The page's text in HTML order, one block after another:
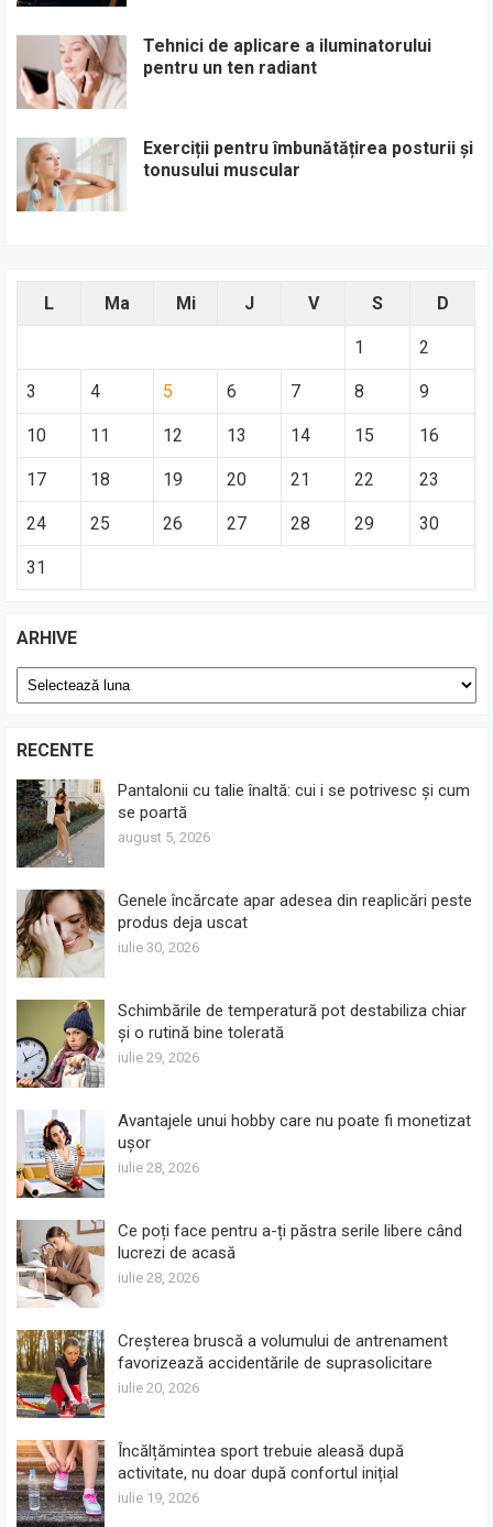
Tehnici de aplicare a iluminatorului
pentru un ten radiant
Exerciții pentru îmbunătățirea posturii și
tonusului muscular
L Ma Mi J V S D
1 2
3 4 5 6 7 8 9
10 11 12 13 14 15 16
17 18 19 20 21 22 23
24 25 26 27 28 29 30
31
ARHIVE
Arhive
RECENTE
Pantalonii cu talie înaltă: cui i se potrivesc și cum
se poartă
august 5, 2026
Genele încărcate apar adesea din reaplicări peste
produs deja uscat
iulie 30, 2026
Schimbările de temperatură pot destabiliza chiar
și o rutină bine tolerată
iulie 29, 2026
Avantajele unui hobby care nu poate fi monetizat
ușor
iulie 28, 2026
Ce poți face pentru a-ți păstra serile libere când
lucrezi de acasă
iulie 28, 2026
Creșterea bruscă a volumului de antrenament
favorizează accidentările de suprasolicitare
iulie 20, 2026
Încălțămintea sport trebuie aleasă după
activitate, nu doar după confortul inițial
iulie 19, 2026